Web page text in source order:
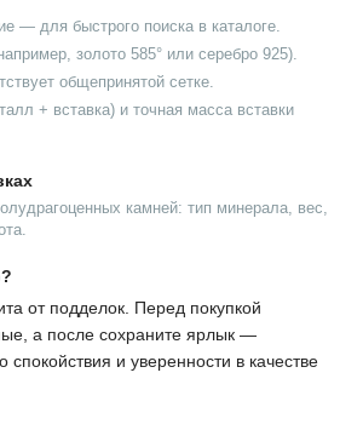
— для быстрого поиска в каталоге.
золото 585° или серебро 925).
общепринятой сетке.
+ вставка) и точная масса вставки
камней: тип минерала, вес,
от подделок. Перед покупкой
а после сохраните ярлык —
спокойствия и уверенности в качестве